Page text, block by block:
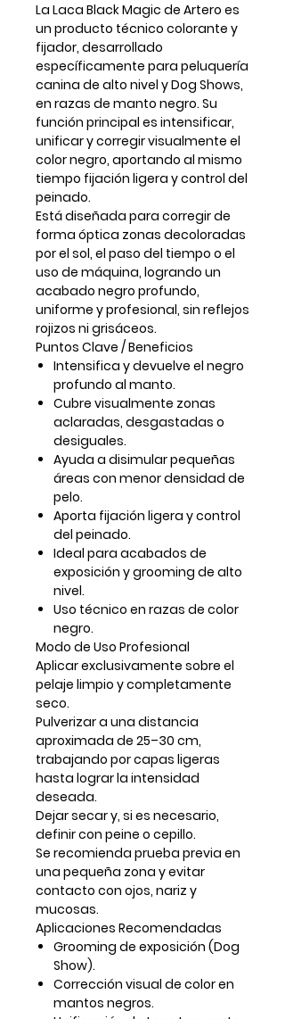
La Laca Black Magic de Artero es
un producto técnico colorante y
fijador, desarrollado
específicamente para peluquería
canina de alto nivel y Dog Shows,
en razas de manto negro. Su
función principal es intensificar,
unificar y corregir visualmente el
color negro, aportando al mismo
tiempo fijación ligera y control del
peinado.
Está diseñada para corregir de
forma óptica zonas decoloradas
por el sol, el paso del tiempo o el
uso de máquina, logrando un
acabado negro profundo,
uniforme y profesional, sin reflejos
rojizos ni grisáceos.
Puntos Clave / Beneficios
Intensifica y devuelve el negro
profundo al manto.
Cubre visualmente zonas
aclaradas, desgastadas o
desiguales.
Ayuda a disimular pequeñas
áreas con menor densidad de
pelo.
Aporta fijación ligera y control
del peinado.
Ideal para acabados de
exposición y grooming de alto
nivel.
Uso técnico en razas de color
negro.
Modo de Uso Profesional
Aplicarexclusivamente sobre el
pelaje limpio y completamente
seco.
Pulverizar a una distancia
aproximada de 25–30 cm,
trabajando por capas ligeras
hasta lograr la intensidad
deseada.
Dejar secar y, si es necesario,
definir con peine o cepillo.
Se recomienda prueba previa en
una pequeña zona y evitar
contacto con ojos, nariz y
mucosas.
Aplicaciones Recomendadas
Grooming de exposición (Dog
Show).
Corrección visual de color en
mantos negros.